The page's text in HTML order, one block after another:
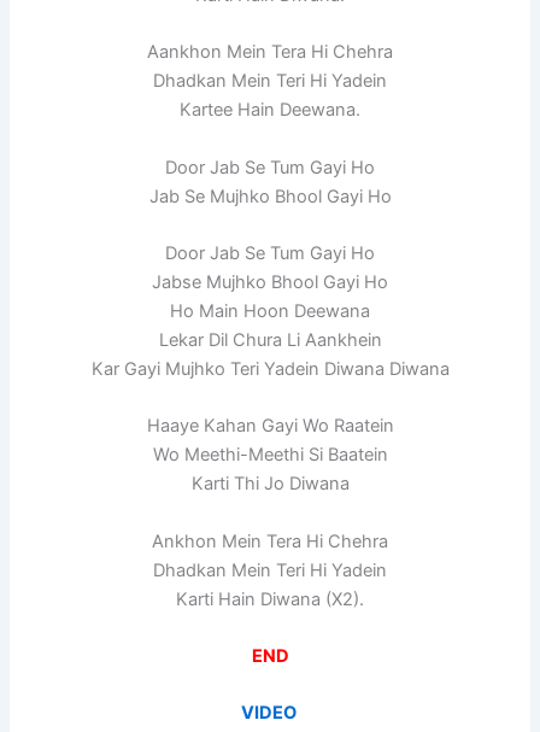
Aankhon Mein Tera Hi Chehra
Dhadkan Mein Teri Hi Yadein
Kartee Hain Deewana.
Door Jab Se Tum Gayi Ho
Jab Se Mujhko Bhool Gayi Ho
Door Jab Se Tum Gayi Ho
Jabse Mujhko Bhool Gayi Ho
Ho Main Hoon Deewana
Lekar Dil Chura Li Aankhein
Kar Gayi Mujhko Teri Yadein Diwana Diwana
Haaye Kahan Gayi Wo Raatein
Wo Meethi-Meethi Si Baatein
Karti Thi Jo Diwana
Ankhon Mein Tera Hi Chehra
Dhadkan Mein Teri Hi Yadein
Karti Hain Diwana (X2).
END
VIDEO